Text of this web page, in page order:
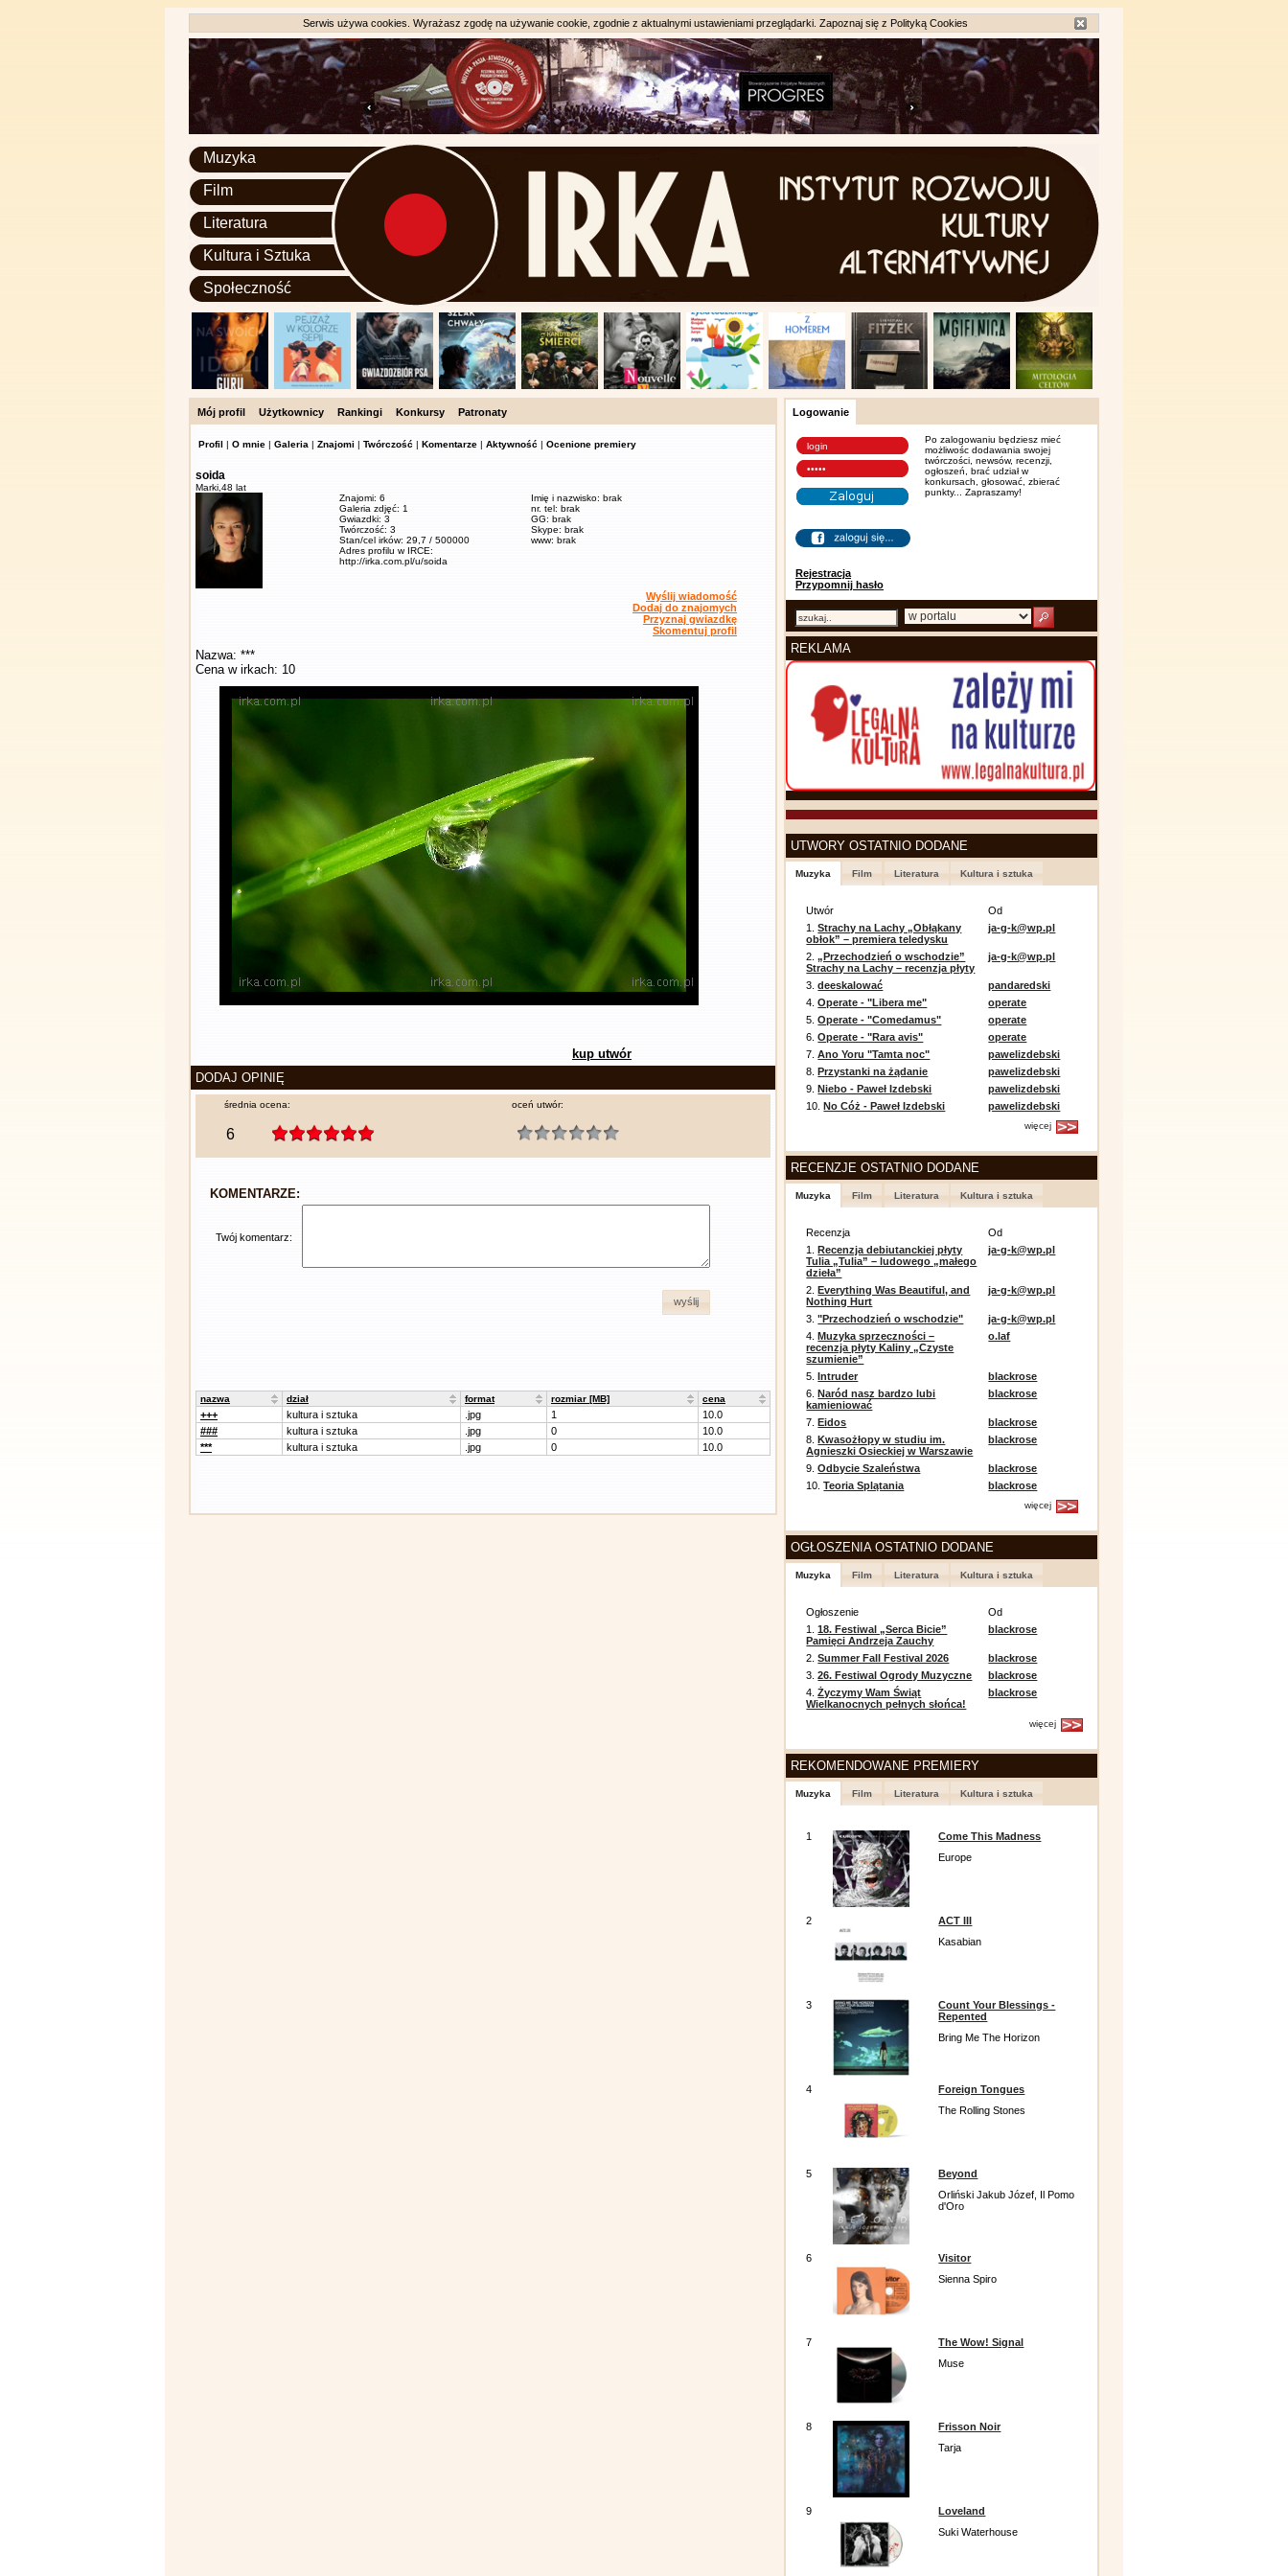
Serwis używa cookies. Wyrażasz zgodę na używanie cookie, zgodnie z aktualnymi ustawieniami przeglądarki. Zapoznaj się z Polityką Cookies
Muzyka
Film
Literatura
Kultura i Sztuka
Społeczność
Mój profil Użytkownicy Rankingi Konkursy Patronaty
Profil | O mnie | Galeria | Znajomi | Twórczość | Komentarze | Aktywność | Ocenione premiery
soida
Marki, 48 lat
Znajomi: 6
Galeria zdjęć: 1
Gwiazdki: 3
Twórczość: 3
Stan/cel irków: 29,7 / 500000
Adres profilu w IRCE:
http://irka.com.pl/u/soida
Imię i nazwisko: brak
nr. tel: brak
GG: brak
Skype: brak
www: brak
Wyślij wiadomość
Dodaj do znajomych
Przyznaj gwiazdkę
Skomentuj profil
Nazwa: ***
Cena w irkach: 10
kup utwór
DODAJ OPINIĘ
średnia ocena:
6
oceń utwór:
KOMENTARZE:
Twój komentarz:
wyślij
nazwa dział format rozmiar [MB] cena
+++ kultura i sztuka .jpg 1
10.0
###
kultura i sztuka .jpg 0
10.0
***
kultura i sztuka .jpg 0 10.0
Logowanie
Rejestracja
Przypomnij hasło
Po zalogowaniu będziesz mieć
możliwośc dodawania swojej
twórczości, newsów, recenzji,
ogłoszeń, brać udział w
konkursach, głosować, zbierać
punkty... Zapraszamy!
REKLAMA
UTWORY OSTATNIO DODANE
Muzyka Film Literatura Kultura i sztuka
Utwór
Od
1.Strachy na Lachy „Obłąkany
obłok” – premiera teledysku
ja-g-k@wp.pl
2.„Przechodzień o wschodzie”
Strachy na Lachy – recenzja płyty
ja-g-k@wp.pl
3.deeskalować
pandaredski
4.Operate - "Libera me"
operate
5.Operate - "Comedamus"
operate
6.Operate - "Rara avis"
operate
7.Ano Yoru "Tamta noc"
pawelizdebski
8.Przystanki na żądanie
pawelizdebski
9.Niebo - Paweł Izdebski
pawelizdebski
10.No Cóż - Paweł Izdebski pawelizdebski
więcej
RECENZJE OSTATNIO DODANE
Muzyka Film Literatura Kultura i sztuka
Recenzja
Od
1.Recenzja debiutanckiej płyty
Tulia „Tulia” – ludowego „małego
dzieła”
ja-g-k@wp.pl
2.Everything Was Beautiful, and
Nothing Hurt
ja-g-k@wp.pl
3."Przechodzień o wschodzie"
ja-g-k@wp.pl
4.Muzyka sprzeczności –
recenzja płyty Kaliny „Czyste
szumienie”
o.laf
5.Intruder
blackrose
6.Naród nasz bardzo lubi
kamieniować
blackrose
7.Eidos
blackrose
8.Kwasożłopy w studiu im.
Agnieszki Osieckiej w Warszawie
blackrose
9.Odbycie Szaleństwa
blackrose
10.Teoria Splątania blackrose
więcej
OGŁOSZENIA OSTATNIO DODANE
Muzyka Film Literatura Kultura i sztuka
Ogłoszenie
Od
1.18. Festiwal „Serca Bicie”
Pamięci Andrzeja Zauchy
blackrose
2.Summer Fall Festival 2026
blackrose
3.26. Festiwal Ogrody Muzyczne
blackrose
4.Życzymy Wam Świąt
Wielkanocnych pełnych słońca!
blackrose
więcej
REKOMENDOWANE PREMIERY
Muzyka Film Literatura Kultura i sztuka
1
Come This Madness
Europe
2
ACT III
Kasabian
3
Count Your Blessings -
Repented
Bring Me The Horizon
4
Foreign Tongues
The Rolling Stones
5
Beyond
Orliński Jakub Józef, Il Pomo
d'Oro
6
Visitor
Sienna Spiro
7
The Wow! Signal
Muse
8
Frisson Noir
Tarja
9
Loveland
Suki Waterhouse